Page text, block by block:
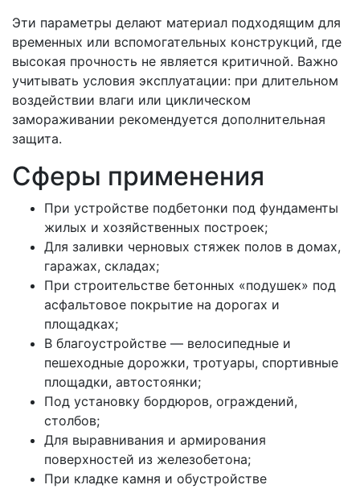
Эти параметры делают материал подходящим для
временных или вспомогательных конструкций, где
высокая прочность не является критичной. Важно
учитывать условия эксплуатации: при длительном
воздействии влаги или циклическом
замораживании рекомендуется дополнительная
защита.
Сферы применения
При устройстве подбетонки под фундаменты
жилых и хозяйственных построек;
Для заливки черновых стяжек полов в домах,
гаражах, складах;
При строительстве бетонных «подушек» под
асфальтовое покрытие на дорогах и
площадках;
В благоустройстве — велосипедные и
пешеходные дорожки, тротуары, спортивные
площадки, автостоянки;
Под установку бордюров, ограждений,
столбов;
Для выравнивания и армирования
поверхностей из железобетона;
При кладке камня и обустройстве